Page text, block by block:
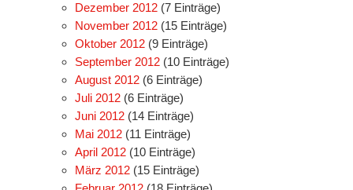
Dezember 2012 (7 Einträge)
November 2012 (15 Einträge)
Oktober 2012 (9 Einträge)
September 2012 (10 Einträge)
August 2012 (6 Einträge)
Juli 2012 (6 Einträge)
Juni 2012 (14 Einträge)
Mai 2012 (11 Einträge)
April 2012 (10 Einträge)
März 2012 (15 Einträge)